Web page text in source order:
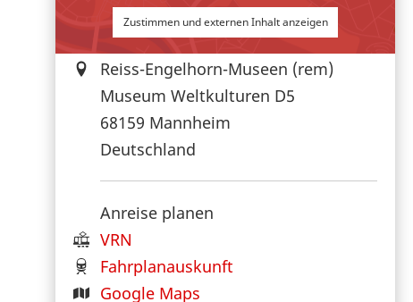
Zustimmen und externen Inhalt anzeigen
Reiss-Engelhorn-Museen (rem)
Museum Weltkulturen D5
68159 Mannheim
Deutschland
Anreise planen
VRN
Fahrplanauskunft
Google Maps